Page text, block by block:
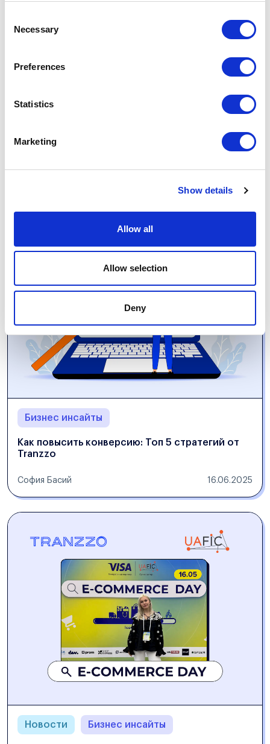
Selection
Necessary
Preferences
Statistics
Marketing
Show details
Allow all
Allow selection
Deny
Как качество поддержки влияет на доверие
клиентов: опыт Tranzzo
Бизнес инсайты
Как повысить конверсию: Топ 5 стратегий от
Tranzzo
София Басий 16.06.2025
Новости Бизнес инсайты